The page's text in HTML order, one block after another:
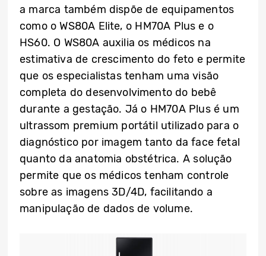
a marca também dispõe de equipamentos
como o WS80A Elite, o HM70A Plus e o
HS60. O WS80A auxilia os médicos na
estimativa de crescimento do feto e permite
que os especialistas tenham uma visão
completa do desenvolvimento do bebê
durante a gestação. Já o HM70A Plus é um
ultrassom premium portátil utilizado para o
diagnóstico por imagem tanto da face fetal
quanto da anatomia obstétrica. A solução
permite que os médicos tenham controle
sobre as imagens 3D/4D, facilitando a
manipulação de dados de volume.